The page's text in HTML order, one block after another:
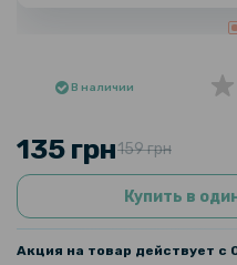
В наличии
135 грн159 грн
Купить в
Акция на товар действует